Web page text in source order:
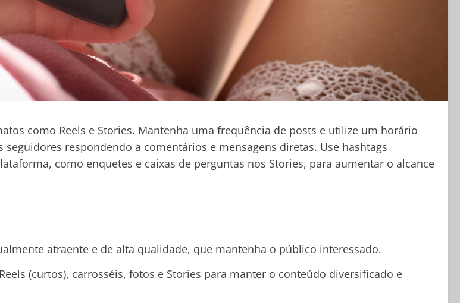
como Reels e Stories. Mantenha uma frequência de posts e utilize um horário
respondendo a comentários e mensagens diretas. Use hashtags
como enquetes e caixas de perguntas nos Stories, para aumentar o alcance
atraente e de alta qualidade, que mantenha o público interessado.
(curtos), carrosséis, fotos e Stories para manter o conteúdo diversificado e